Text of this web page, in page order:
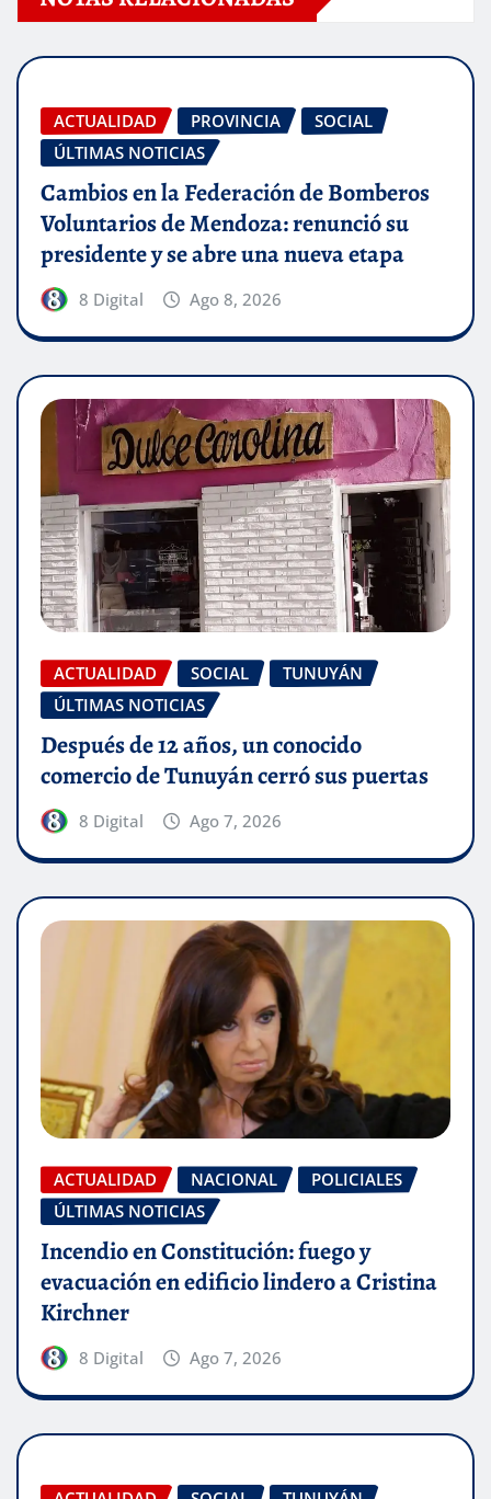
ACTUALIDAD PROVINCIA
SOCIAL
ÚLTIMAS NOTICIAS
Cambios en la Federación de Bomberos
Voluntarios de Mendoza: renunció su
presidente y se abre una nueva etapa
8 Digital Ago 8, 2026
ACTUALIDAD SOCIAL
TUNUYÁN
ÚLTIMAS NOTICIAS
Después de 12 años, un conocido
comercio de Tunuyán cerró sus puertas
8 Digital Ago 7, 2026
ACTUALIDAD NACIONAL
POLICIALES
ÚLTIMAS NOTICIAS
Incendio en Constitución: fuego y
evacuación en edificio lindero a Cristina
Kirchner
8 Digital Ago 7, 2026